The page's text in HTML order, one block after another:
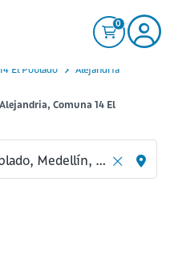
0
El Poblado
Alejandria
Comuna 14 El